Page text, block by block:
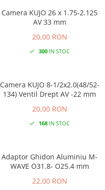
Camera KUJO 26 x 1.75-2.125
AV 33 mm
20,00 RON
300IN STOC
Camera KUJO 8-1/2x2.0(48/52-
134) Ventil Drept AV -22 mm
20,00 RON
168IN STOC
Adaptor Ghidon Aluminiu M-
WAVE O31.8- O25.4 mm
22,00 RON